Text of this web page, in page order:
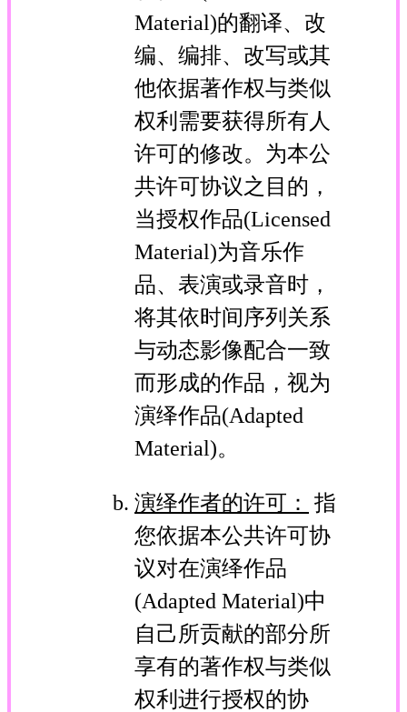
Material)的翻译、改
编、编排、改写或其
他依据著作权与类似
权利需要获得所有人
许可的修改。为本公
共许可协议之目的，
当授权作品(Licensed
Material)为音乐作
品、表演或录音时，
将其依时间序列关系
与动态影像配合一致
而形成的作品，视为
演绎作品(Adapted
Material)。
演绎作者的许可：
指
您依据本公共许可协
议对在演绎作品
(Adapted Material)中
自己所贡献的部分所
享有的著作权与类似
权利进行授权的协